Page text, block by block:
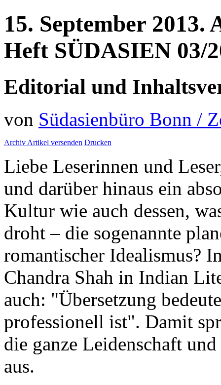
15. September 2013.
Heft SÜDASIEN 03/
Editorial und
von Südasienbüro Bonn /
ArchivArtikel versenden Drucken
Liebe Leserinnen und
und darüber hinaus ein
Kultur wie auch dessen,
droht – die sogenannte
romantischer Idealismus?
Chandra Shah in Indian
auch: "Übersetzung
professionell ist". Damit
die ganze Leidenschaft
aus.